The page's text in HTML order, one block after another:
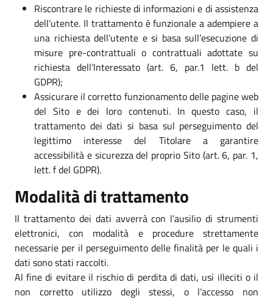
Riscontrare le richieste di informazioni e di assistenza
dell’utente. Il trattamento è funzionale a adempiere a
una richiesta dell’utente e si basa sull’esecuzione di
misure pre-contrattuali o contrattuali adottate su
richiesta dell’Interessato (art. 6, par.1 lett. b del
GDPR);
Assicurare il corretto funzionamento delle pagine web
del Sito e dei loro contenuti. In questo caso, il
trattamento dei dati si basa sul perseguimento del
legittimo interesse del Titolare a garantire
accessibilità e sicurezza del proprio Sito (art. 6, par. 1,
lett. f del GDPR).
Modalità di trattamento
Il trattamento dei dati avverrà con l’ausilio di strumenti
elettronici, con modalità e procedure strettamente
necessarie per il perseguimento delle finalità per le quali i
dati sono stati raccolti.
Al fine di evitare il rischio di perdita di dati, usi illeciti o il
non corretto utilizzo degli stessi, o l’accesso non